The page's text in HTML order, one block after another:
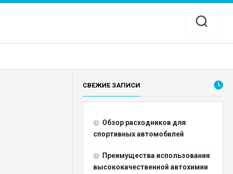
СВЕЖИЕ ЗАПИСИ
Обзор расходников для
спортивных автомобилей
Преимущества использования
высококачественной автохимии